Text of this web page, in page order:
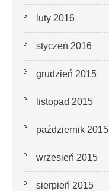
luty 2016
styczeń 2016
grudzień 2015
listopad 2015
październik 2015
wrzesień 2015
sierpień 2015